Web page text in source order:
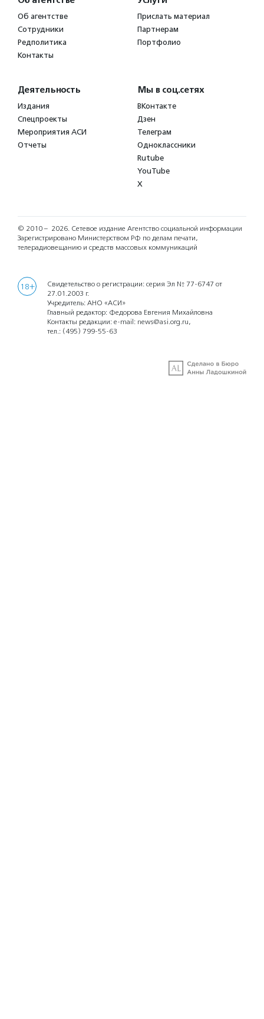
Об агентстве
Сотрудники
Редполитика
Контакты
Прислать материал
Партнерам
Портфолио
Деятельность
Издания
Спецпроекты
Мероприятия АСИ
Отчеты
Мы в соц.сетях
ВКонтакте
Дзен
Телеграм
Одноклассники
Rutube
YouTube
X
© 2010 – 2026. Сетевое издание Агентство социальной информации
Зарегистрировано Министерством РФ по делам печати,
телерадиовещанию и средств массовых коммуникаций
18+
Свидетельство о регистрации: серия Эл № 77-6747 от
27.01.2003 г.
Учредитель: АНО «АСИ»
Главный редактор: Федорова Евгения Михайловна
Контакты редакции: e-mail: news@asi.org.ru,
тел.: (495) 799-55-63